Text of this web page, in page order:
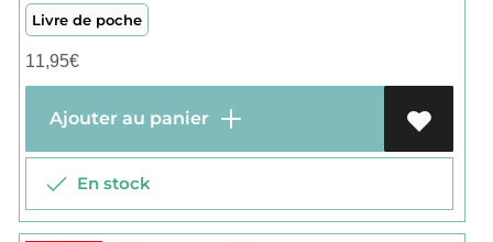
Livre de poche
11,95€
Ajouter au panier
En stock